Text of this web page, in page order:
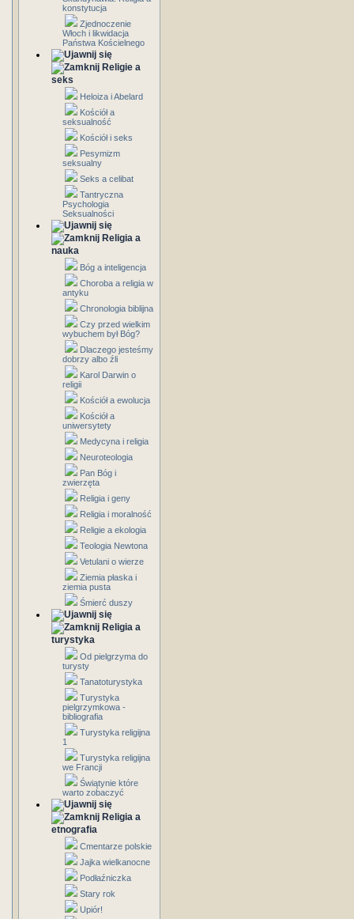
konstytucja
Zjednoczenie
Włoch i likwidacja
Państwa Kościelnego
Religie a
seks
Heloiza i Abelard
Kościół a
seksualność
Kościół i seks
Pesymizm
seksualny
Seks a celibat
Tantryczna
Psychologia
Seksualności
Religia a
nauka
Bóg a inteligencja
Choroba a religia w
antyku
Chronologia biblijna
Czy przed wielkim
wybuchem był Bóg?
Dlaczego jesteśmy
dobrzy albo źli
Karol Darwin o
religii
Kościół a ewolucja
Kościół a
uniwersytety
Medycyna i religia
Neuroteologia
Pan Bóg i
zwierzęta
Religia i geny
Religia i moralność
Religie a ekologia
Teologia Newtona
Vetulani o wierze
Ziemia płaska i
ziemia pusta
Śmierć duszy
Religia a
turystyka
Od pielgrzyma do
turysty
Tanatoturystyka
Turystyka
pielgrzymkowa -
bibliografia
Turystyka religijna
1
Turystyka religijna
we Francji
Świątynie które
warto zobaczyć
Religia a
etnografia
Cmentarze polskie
Jajka wielkanocne
Podłaźniczka
Stary rok
Upiór!